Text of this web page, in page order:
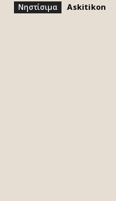
Νηστίσιμα Askitikon